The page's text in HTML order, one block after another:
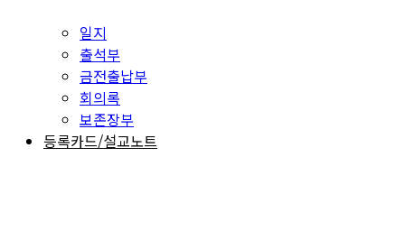
일지
출석부
금전출납부
회의록
보존장부
등록카드/설교노트